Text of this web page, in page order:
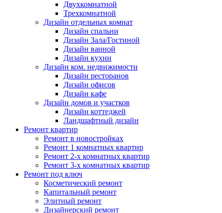
Двухкомнатной
Трехкомнатной
Дизайн отдельных комнат
Дизайн спальни
Дизайн Зала/Гостиной
Дизайн ванной
Дизайн кухни
Дизайн ком. недвижимости
Дизайн ресторанов
Дизайн офисов
Дизайн кафе
Дизайн домов и участков
Дизайн коттеджей
Ландшафтный дизайн
Ремонт квартир
Ремонт в новостройках
Ремонт 1 комнатных квартир
Ремонт 2-х комнатных квартир
Ремонт 3-х комнатных квартир
Ремонт под ключ
Косметический ремонт
Капитальный ремонт
Элитный ремонт
Дизайнерский ремонт